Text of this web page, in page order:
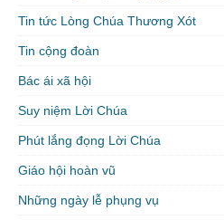
Tin tức Lòng Chúa Thương Xót
Tin cộng đoàn
Bác ái xã hội
Suy niệm Lời Chúa
Phút lắng đọng Lời Chúa
Giáo hội hoàn vũ
Những ngày lễ phụng vụ